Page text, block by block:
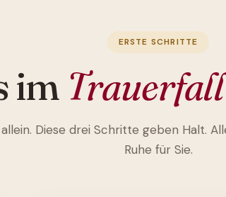
ERSTE SCHRITTE
im Trauerfall
Diese drei Schritte geben Halt.
Ruhe für Sie.